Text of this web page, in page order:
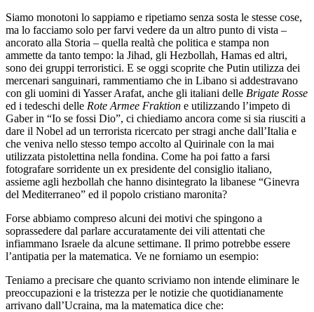
Siamo monotoni lo sappiamo e ripetiamo senza sosta le stesse cose,
ma lo facciamo solo per farvi vedere da un altro punto di vista –
ancorato alla Storia – quella realtà che politica e stampa non
ammette da tanto tempo: la Jihad, gli Hezbollah, Hamas ed altri,
sono dei gruppi terroristici. E se oggi scoprite che Putin utilizza dei
mercenari sanguinari, rammentiamo che in Libano si addestravano
con gli uomini di Yasser Arafat, anche gli italiani delle Brigate Rosse
ed i tedeschi delle Rote Armee Fraktion e utilizzando l’impeto di
Gaber in “Io se fossi Dio”, ci chiediamo ancora come si sia riusciti a
dare il Nobel ad un terrorista ricercato per stragi anche dall’Italia e
che veniva nello stesso tempo accolto al Quirinale con la mai
utilizzata pistolettina nella fondina. Come ha poi fatto a farsi
fotografare sorridente un ex presidente del consiglio italiano,
assieme agli hezbollah che hanno disintegrato la libanese “Ginevra
del Mediterraneo” ed il popolo cristiano maronita?
Forse abbiamo compreso alcuni dei motivi che spingono a
soprassedere dal parlare accuratamente dei vili attentati che
infiammano Israele da alcune settimane. Il primo potrebbe essere
l’antipatia per la matematica. Ve ne forniamo un esempio:
Teniamo a precisare che quanto scriviamo non intende eliminare le
preoccupazioni e la tristezza per le notizie che quotidianamente
arrivano dall’Ucraina, ma la matematica dice che: